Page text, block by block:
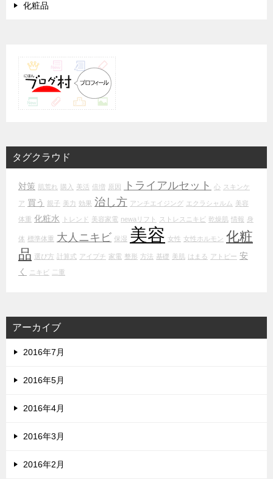
化粧品
タグクラウド
対策 肌荒れ 購入 美活 倍増 原因 トライアルセット 心 スキンケ
ア 買う 親子 美力 効果 治し方 アンチエイジング エクラシャルム 美容
体重 化粧水 トレンド 美容家電 newaリフト ストレスニキビ 乾燥肌 情報 身
体 標準体重 大人ニキビ 保湿 美容 女性 女性ホルモン 化粧
品 選び方 計算式 アイプチ 家電 整形 方法 基礎 美肌 はまる アトピー 安
く
ニキビ 二重
アーカイブ
2016年7月
2016年5月
2016年4月
2016年3月
2016年2月